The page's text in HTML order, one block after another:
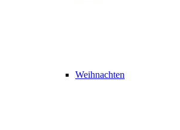
Weihnachten